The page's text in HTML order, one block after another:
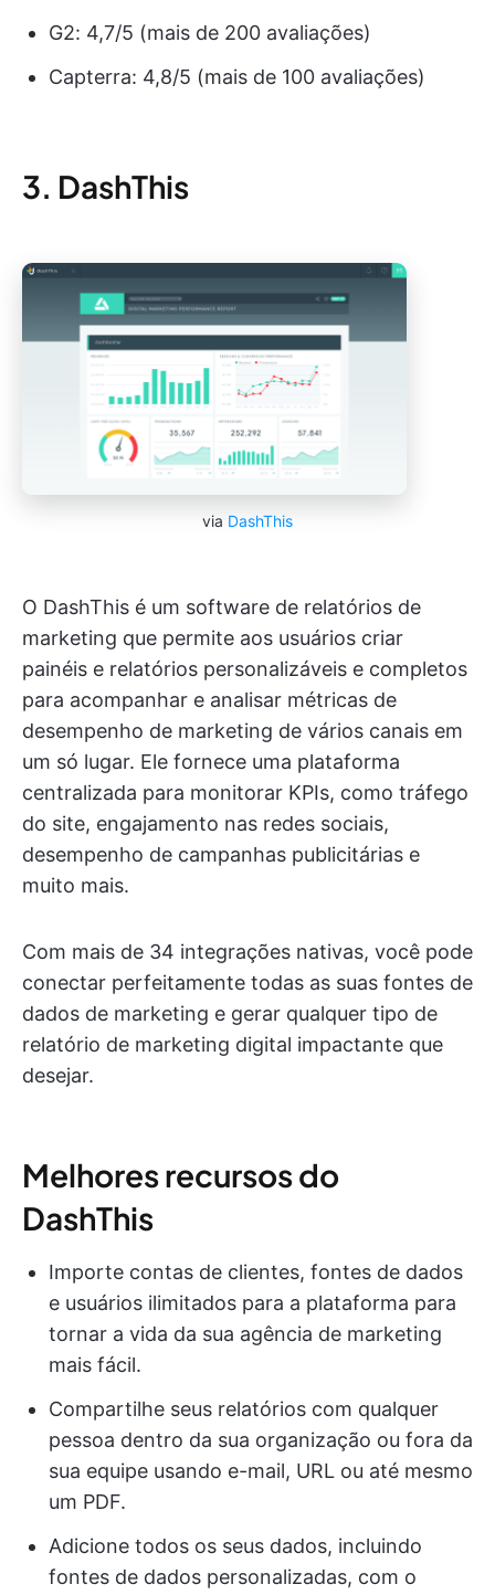
G2: 4,7/5 (mais de 200 avaliações)
Capterra: 4,8/5 (mais de 100 avaliações)
3. DashThis
via DashThis
O DashThis é um software de relatórios de
marketing que permite aos usuários criar
painéis e relatórios personalizáveis e completos
para acompanhar e analisar métricas de
desempenho de marketing de vários canais em
um só lugar. Ele fornece uma plataforma
centralizada para monitorar KPIs, como tráfego
do site, engajamento nas redes sociais,
desempenho de campanhas publicitárias e
muito mais.
Com mais de 34 integrações nativas, você pode
conectar perfeitamente todas as suas fontes de
dados de marketing e gerar qualquer tipo de
relatório de marketing digital impactante que
desejar.
Melhores recursos do
DashThis
Importe contas de clientes, fontes de dados
e usuários ilimitados para a plataforma para
tornar a vida da sua agência de marketing
mais fácil.
Compartilhe seus relatórios com qualquer
pessoa dentro da sua organização ou fora da
sua equipe usando e-mail, URL ou até mesmo
um PDF.
Adicione todos os seus dados, incluindo
fontes de dados personalizadas, com o